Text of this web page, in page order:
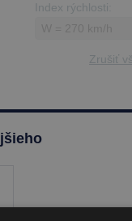
Index rýchlosti:
Zrušiť